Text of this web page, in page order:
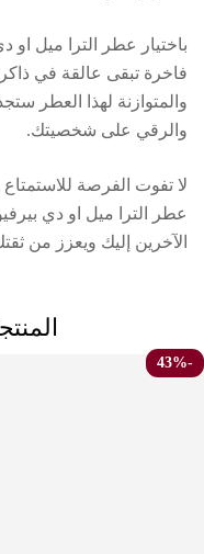
باختيار عطر الترا ميل او
فاخرة تبقى عالقة في
والمتوازنة لهذا العطر
والرقي على شخصيتك.
لا تفوت الفرصة للاستمتاع
عطر الترا ميل او دي
الآخرين إليك ويعزز من